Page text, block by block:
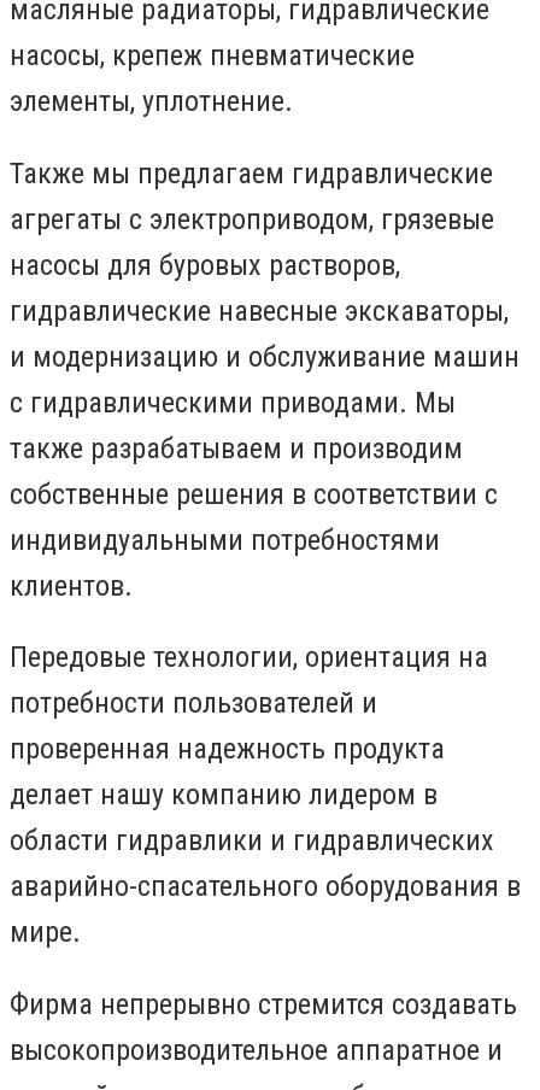
масляные радиаторы, гидравлические
насосы, крепеж пневматические
элементы, уплотнение.
Также мы предлагаем гидравлические
агрегаты с электроприводом, грязевые
насосы для буровых растворов,
гидравлические навесные экскаваторы,
и модернизацию и обслуживание машин
с гидравлическими приводами. Мы
также разрабатываем и производим
собственные решения в соответствии с
индивидуальными потребностями
клиентов.
Передовые технологии, ориентация на
потребности пользователей и
проверенная надежность продукта
делает нашу компанию лидером в
области гидравлики и гидравлических
аварийно-спасательного оборудования в
мире.
Фирма непрерывно стремится создавать
высокопроизводительное аппаратное и